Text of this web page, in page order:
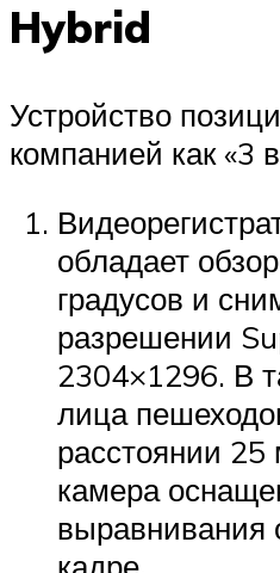
Hybrid
Устройство
компанией как «3
обладает
градусов и
разрешении
2304×1296. В
лица
расстоянии 25
камера
выравнивания